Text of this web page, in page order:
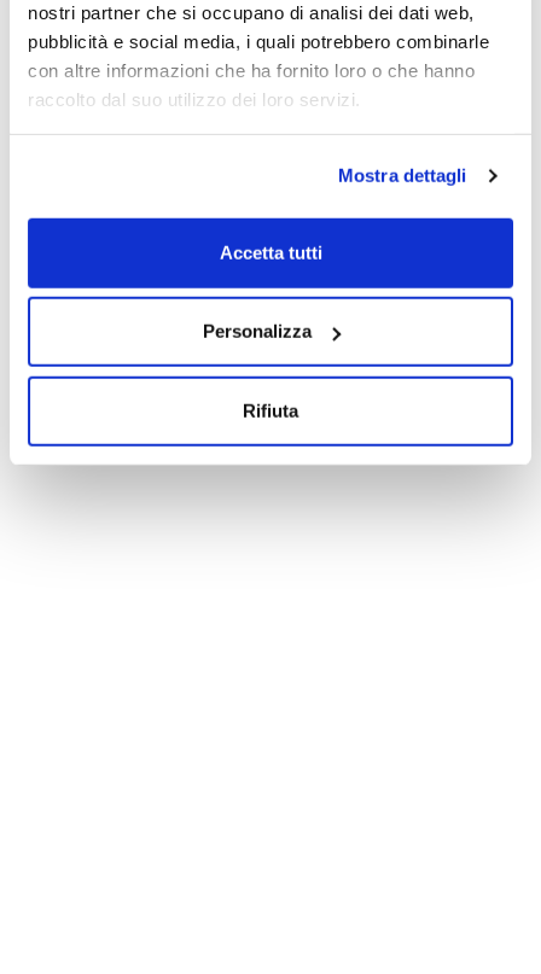
nostri partner che si occupano di analisi dei dati web,
pubblicità e social media, i quali potrebbero combinarle
con altre informazioni che ha fornito loro o che hanno
raccolto dal suo utilizzo dei loro servizi.
Mostra dettagli
Accetta tutti
Personalizza
Rifiuta